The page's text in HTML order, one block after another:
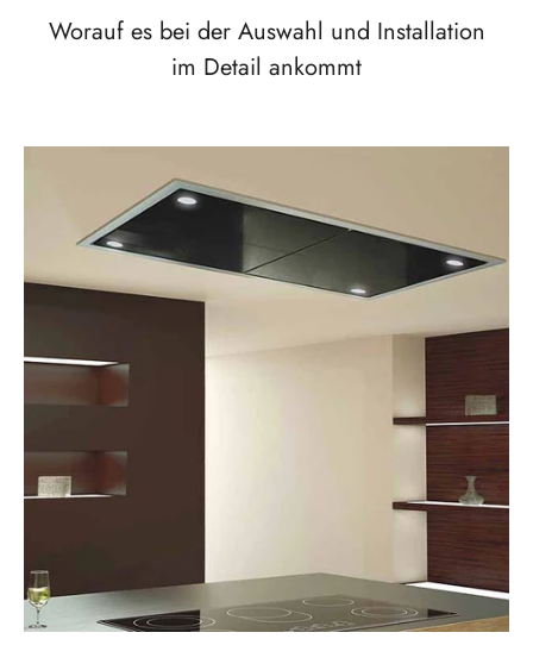
Worauf es bei der Auswahl und Installation
im Detail ankommt